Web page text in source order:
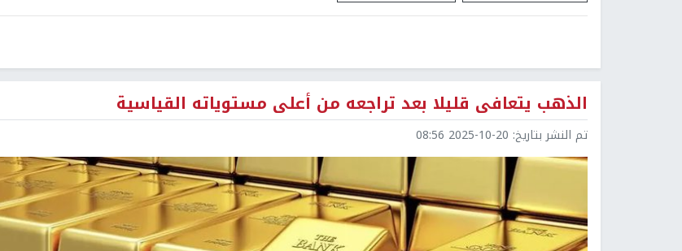
الذهب يتعافى قليلا بعد تراجعه من أعلى مستوياته القياسية
تم النشر بتاريخ: 2025-10-20 08:56